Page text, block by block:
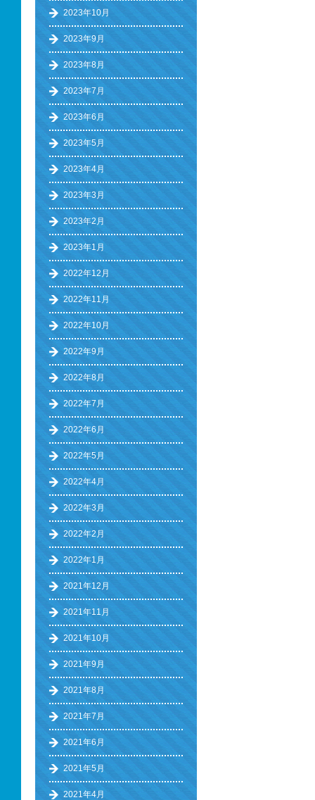
2023年10月
2023年9月
2023年8月
2023年7月
2023年6月
2023年5月
2023年4月
2023年3月
2023年2月
2023年1月
2022年12月
2022年11月
2022年10月
2022年9月
2022年8月
2022年7月
2022年6月
2022年5月
2022年4月
2022年3月
2022年2月
2022年1月
2021年12月
2021年11月
2021年10月
2021年9月
2021年8月
2021年7月
2021年6月
2021年5月
2021年4月